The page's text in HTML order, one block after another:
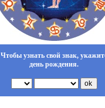
Чтобы узнать свой знак,
день рождения.